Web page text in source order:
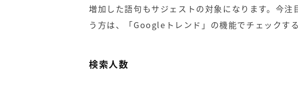
増加した語句もサジェストの対象になります。今
う方は、「Googleトレンド」の機能でチェックする
検索人数